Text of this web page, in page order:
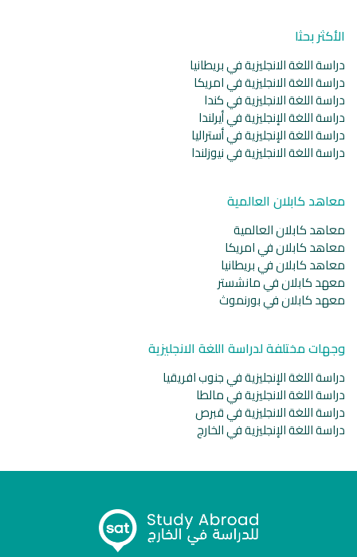
الأكثر بحثا
دراسة اللغة الانجليزية في بريطانيا
دراسة اللغة الانجليزية في امريكا
دراسة اللغة الانجليزية في كندا
دراسة اللغة الإنجليزية في أيرلندا
دراسة اللغة الإنجليزية في أستراليا
دراسة اللغة الانجليزية في نيوزلندا
معاهد كابلان العالمية
معاهد كابلان العالمية
معاهد كابلان في امريكا
معاهد كابلان في بريطانيا
معهد كابلان في مانشستر
معهد كابلان في بورنموث
وجهات مختلفة لدراسة اللغة الانجليزية
دراسة اللغة الإنجليزية في جنوب افريقيا
دراسة اللغة الانجليزية في مالطا
دراسة اللغة الانجليزية في قبرص
دراسة اللغة الإنجليزية في الخارج